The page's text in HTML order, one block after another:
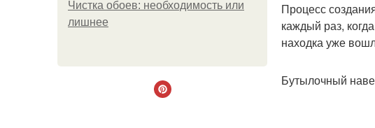
Чистка обоев: необходимость или
лишнее
Процесс
каждый раз,
находка уже
Бутылочный